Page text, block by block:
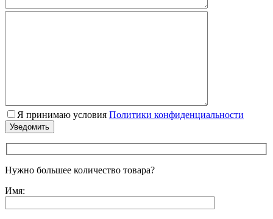
Я принимаю условия Политики конфиденциальности
Нужно большее количество товара?
Имя: